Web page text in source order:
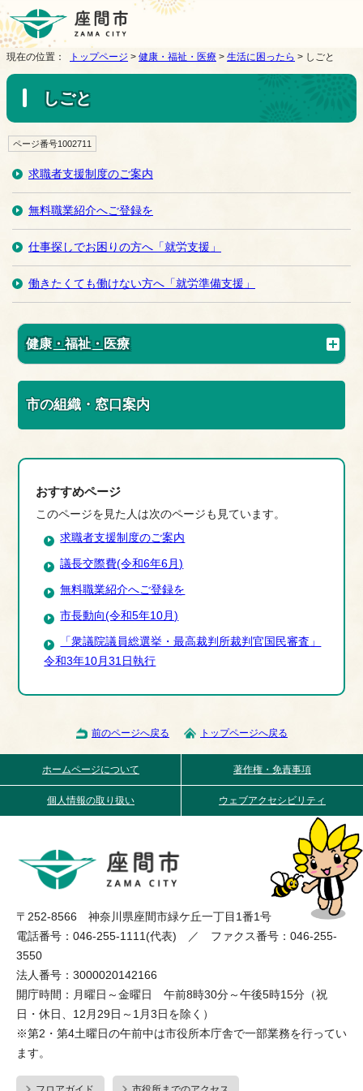
現在の位置： トップページ > 健康・福祉・医療 > 生活に困ったら > しごと
しごと
ページ番号1002711
求職者支援制度のご案内
無料職業紹介へご登録を
仕事探しでお困りの方へ「就労支援」
働きたくても働けない方へ「就労準備支援」
健康・福祉・医療
市の組織・窓口案内
おすすめページ
このページを見た人は次のページも見ています。
求職者支援制度のご案内
議長交際費(令和6年6月)
無料職業紹介へご登録を
市長動向(令和5年10月)
「衆議院議員総選挙・最高裁判所裁判官国民審査」
令和3年10月31日執行
前のページへ戻る トップページへ戻る
ホームページについて 著作権・免責事項
個人情報の取り扱い ウェブアクセシビリティ
〒252-8566 神奈川県座間市緑ケ丘一丁目1番1号
電話番号：046-255-1111(代表) ／ ファクス番号：046-255-
3550
法人番号：3000020142166
開庁時間：月曜日～金曜日 午前8時30分～午後5時15分（祝
日・休日、12月29日～1月3日を除く）
※第2・第4土曜日の午前中は市役所本庁舎で一部業務を行ってい
ます。